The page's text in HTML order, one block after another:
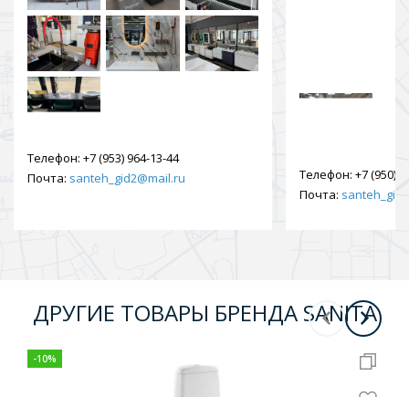
Телефон: +7 (953) 964-13-44
Почта: santeh_gid2@mail.ru Телефон: +7 (950)
Почта:
ДРУГИЕ ТОВАРЫ БРЕНДА SANITA
-10%